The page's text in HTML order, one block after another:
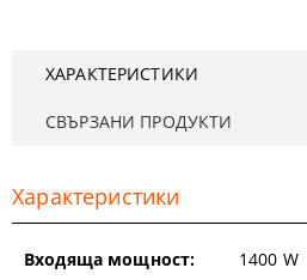
ХАРАКТЕРИСТИКИ
СВЪРЗАНИ ПРОДУКТИ
Характеристики
Входяща мощност: 1400 W